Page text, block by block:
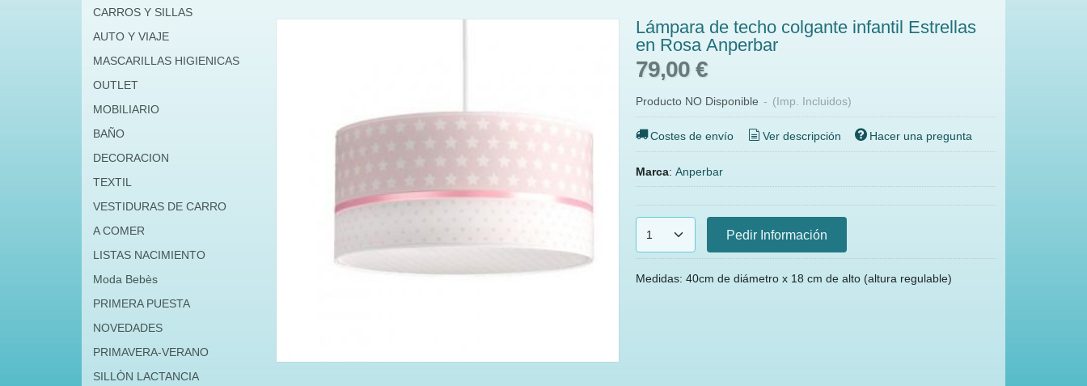
CARROS Y SILLAS
AUTO Y VIAJE
MASCARILLAS HIGIENICAS
OUTLET
MOBILIARIO
BAÑO
DECORACION
TEXTIL
VESTIDURAS DE CARRO
A COMER
LISTAS NACIMIENTO
Moda Bebès
PRIMERA PUESTA
NOVEDADES
PRIMAVERA-VERANO
SILLÒN LACTANCIA
​Lámpara de techo colgante infantil Estrellas
en Rosa Anperbar
79,00 €
Producto NO Disponible - (Imp. Incluidos)
Costes de envío Ver descripción Hacer una pregunta
Marca: Anperbar
Pedir Información
Medidas: 40cm de diámetro x 18 cm de alto (altura regulable)